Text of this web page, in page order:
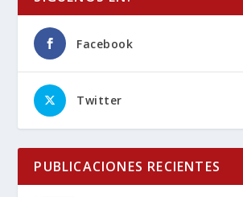
Facebook
Twitter
PUBLICACIONES RECIENTES